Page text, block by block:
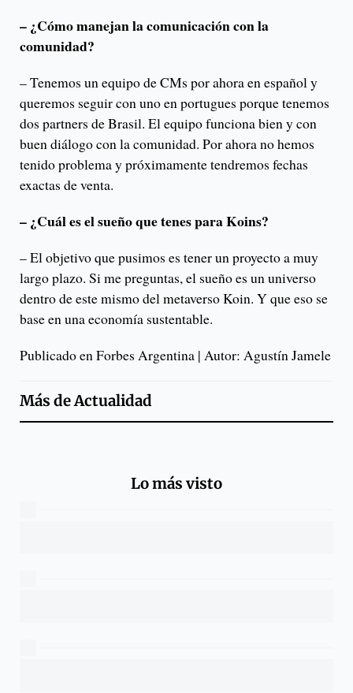
– ¿Cómo manejan la comunicación con la
comunidad?
– Tenemos un equipo de CMs por ahora en español y
queremos seguir con uno en portugues porque tenemos
dos partners de Brasil. El equipo funciona bien y con
buen diálogo con la comunidad. Por ahora no hemos
tenido problema y próximamente tendremos fechas
exactas de venta.
– ¿Cuál es el sueño que tenes para Koins?
– El objetivo que pusimos es tener un proyecto a muy
largo plazo. Si me preguntas, el sueño es un universo
dentro de este mismo del metaverso Koin. Y que eso se
base en una economía sustentable.
Publicado en Forbes Argentina | Autor: Agustín Jamele
Más deActualidad
Lo más visto